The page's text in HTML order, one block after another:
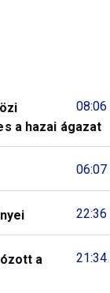
08:06
a hazai ágazat
06:07
22:36
21:34
a